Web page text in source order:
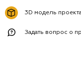
3D модель
Задать вопрос о